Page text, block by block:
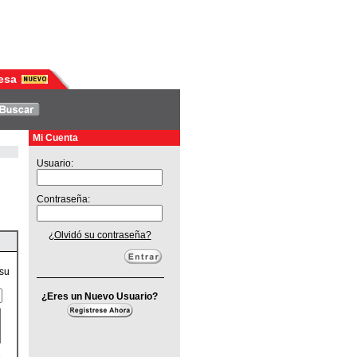
Mi Cuenta
Usuario:
Contraseña:
¿Olvidó su contraseña?
¿Eres un Nuevo Usuario?